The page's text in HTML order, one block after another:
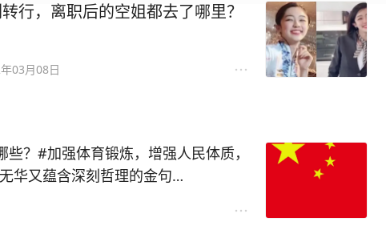
行，离职后的空姐都去了哪里？
03月08日
？#加强体育锻炼，增强人民体质，
华又蕴含深刻哲理的金句…